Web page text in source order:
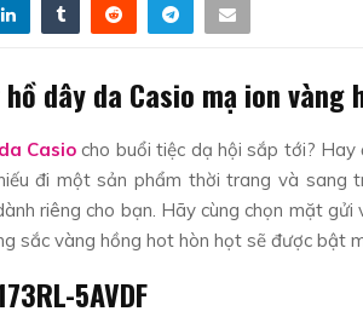
dây da Casio mạ ion vàng
Casio cho buổi tiệc dạ hội sắp tới? Hay
đi một sản phẩm thời trang và sang
riêng cho bạn. Hãy cùng chọn mặt gửi
sắc vàng hồng hot hòn họt sẽ được bật
5AVDF